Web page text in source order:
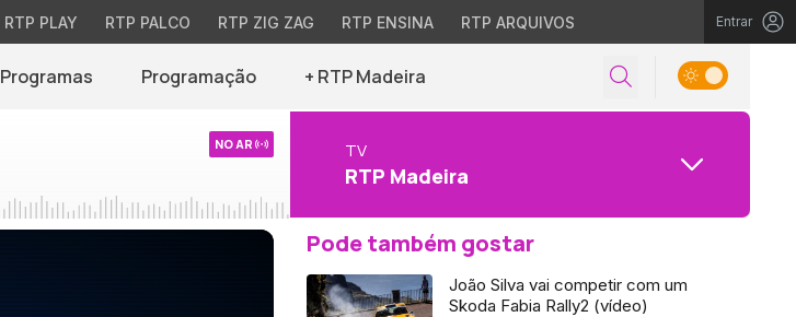
RTP PLAY RTP PALCO RTP ZIG ZAG RTP ENSINA RTP ARQUIVOS Entrar
Programas Programação + RTP Madeira
NO AR TV
RTP Madeira
Pode também gostar
João Silva vai competir com um
Skoda Fabia Rally2 (vídeo)